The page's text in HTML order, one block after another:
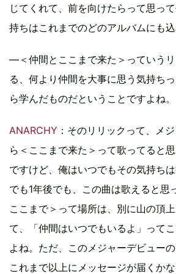
じてくれて、前を向けたらって思っ
持ちはこれまでのどのアルバムにも込
―＜仲間とここまで来た＞っていう
る、何より仲間を大事に思う気持ち
ら学んだものだということですよね。
ANARCHY ：そのリリックって、メ
ら＜ここまで来た＞って歌ってると
ですけど、俺はいつでもその気持ち
でも1年後でも、この曲は歌えると思
ここまで＞って場所は、別に山の頂
て、「仲間はいつでもいるよ」って
よね。ただ、このメジャーデビュー
これまで以上にメッセージが届くか